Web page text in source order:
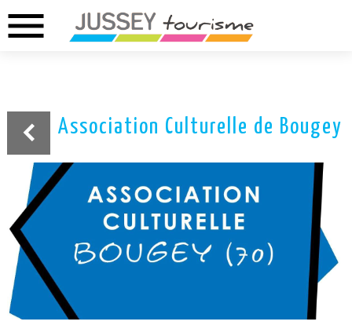
menu ANET
DREUX 02.37.46.01.73
Association Culturelle de Bougey